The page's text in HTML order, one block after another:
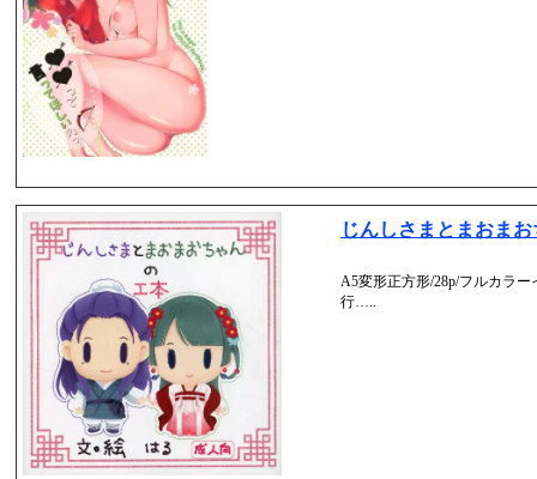
じんしさまとまおま
A5変形正方形/28p/フルカラ
行…..